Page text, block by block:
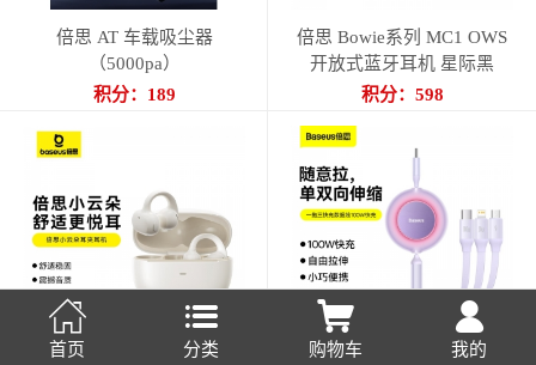
倍思 AT 车载吸尘器
（5000pa）
积分：189
倍思 Bowie系列 MC1 OWS
开放式蓝牙耳机 星际黑
积分：598

首页

分类

购物车

我的